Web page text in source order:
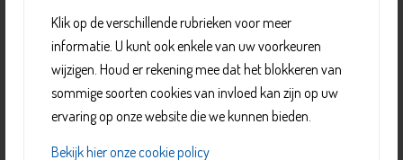
Klik op de verschillende rubrieken voor meer
informatie. U kunt ook enkele van uw voorkeuren
wijzigen. Houd er rekening mee dat het blokkeren van
sommige soorten cookies van invloed kan zijn op uw
ervaring op onze website die we kunnen bieden.
Bekijk hier onze cookie policy
Organisatie
Immanuëlkerk
wijkgemeente gesprekskringen, en kunt u deelnemen
aan lunches, maaltijden en koffieochtenden.